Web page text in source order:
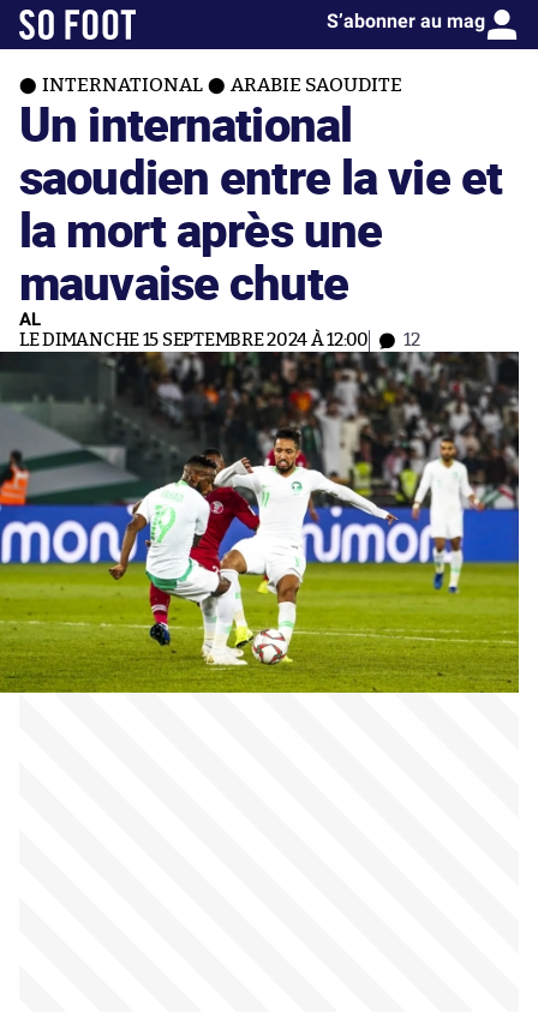
S’abonner au mag
INTERNATIONAL ARABIE SAOUDITE
Un international
saoudien entre la vie et
la mort après une
mauvaise chute
AL
LE DIMANCHE 15 SEPTEMBRE 2024 À 12:00 12